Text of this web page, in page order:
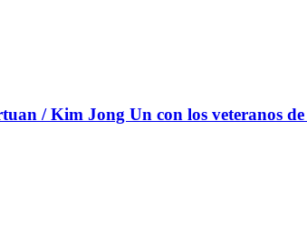
/ Kim Jong Un con los veteranos de